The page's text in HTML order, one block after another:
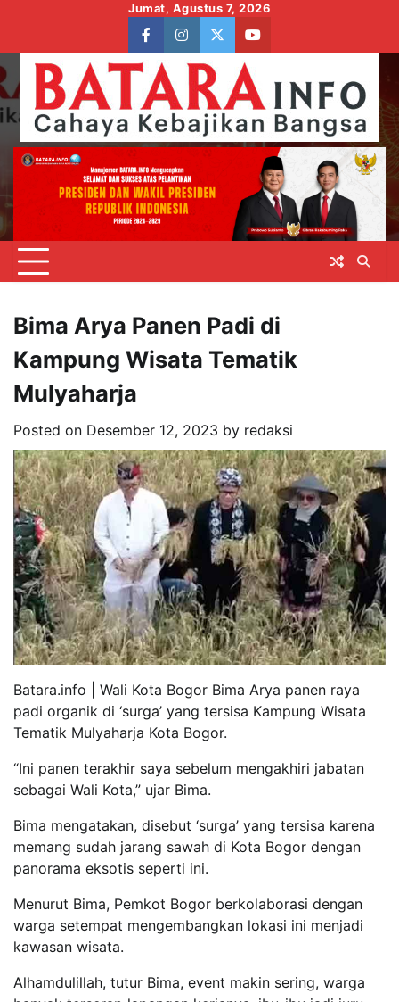
content
Jumat, Agustus 7, 2026
facebookinstagram
twitteryoutube
Bima Arya Panen Padi di
Kampung Wisata Tematik
Mulyaharja
Posted on Desember 12, 2023 by redaksi
Batara.info | Wali Kota Bogor Bima Arya panen raya
padi organik di ‘surga’ yang tersisa Kampung Wisata
Tematik Mulyaharja Kota Bogor.
“Ini panen terakhir saya sebelum mengakhiri jabatan
sebagai Wali Kota,” ujar Bima.
Bima mengatakan, disebut ‘surga’ yang tersisa karena
memang sudah jarang sawah di Kota Bogor dengan
panorama eksotis seperti ini.
Menurut Bima, Pemkot Bogor berkolaborasi dengan
warga setempat mengembangkan lokasi ini menjadi
kawasan wisata.
Alhamdulillah, tutur Bima, event makin sering, warga